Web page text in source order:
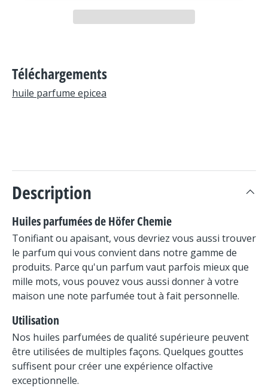
Téléchargements
huile parfume epicea
Description
Huiles parfumées de Höfer Chemie
Tonifiant ou apaisant, vous devriez vous aussi trouver
le parfum qui vous convient dans notre gamme de
produits. Parce qu'un parfum vaut parfois mieux que
mille mots, vous pouvez vous aussi donner à votre
maison une note parfumée tout à fait personnelle.
Utilisation
Nos huiles parfumées de qualité supérieure peuvent
être utilisées de multiples façons. Quelques gouttes
suffisent pour créer une expérience olfactive
exceptionnelle.